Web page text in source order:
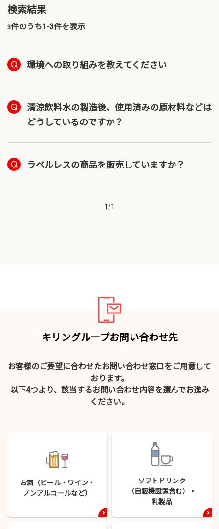
検索結果
3件のうち1-3件を表示
環境への取り組みを教えてください
清涼飲料水の製造後、使用済みの原材料などは
どうしているのですか？
ラベルレスの商品を販売していますか？
1/1
キリングループお問い合わせ先
お客様のご要望に合わせたお問い合わせ窓口をご用意して
おります。
以下4つより、該当するお問い合わせ内容を選んでお進み
ください。
お酒（ビール・ ワイン・
ノンアルコールなど）
ソフトドリンク
（自販機設置含む）・
乳製品